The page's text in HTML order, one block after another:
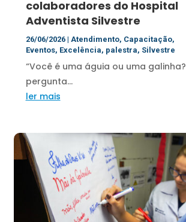
colaboradores do Hospital
Adventista Silvestre
26/06/2026| Atendimento, Capacitação,
Eventos, Excelência, palestra, Silvestre
“Você é uma águia ou uma
pergunta...
ler mais